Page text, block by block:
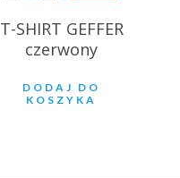
T-SHIRT GEFFER
czerwony
DODAJ DO
KOSZYKA